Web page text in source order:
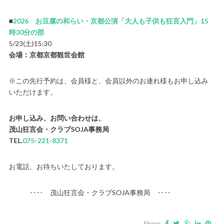
■2026 お豆腐の和らい・京都公演「大人も子供も狂言入門」15
時30分の部
5/23(土)15:30
会場：京都京都観世会館
※この先行予約は、会員様と、会員以外のお連れ様もお申し込み
いただけます。
お申し込み、お問い合わせは、
茂山狂言会・クラブSOJA事務局
TEL.075-221-8371
お電話、お待ちいたしております。
‥‥ 茂山狂言会・クラブSOJA事務局 ‥‥